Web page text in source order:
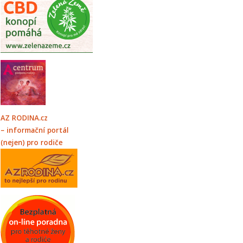
AZ RODINA.cz
– informační portál
(nejen) pro rodiče